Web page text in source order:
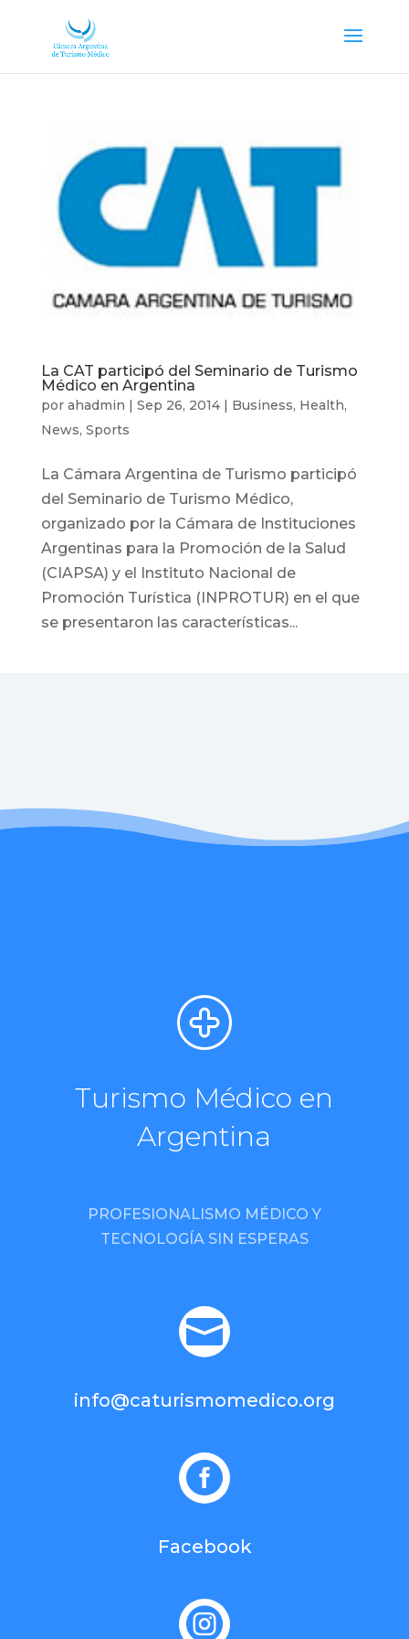
La CAT participó del Seminario de Turismo
Médico en Argentina
por ahadmin | Sep 26, 2014| Business, Health,
News, Sports
La Cámara Argentina de Turismo participó
del Seminario de Turismo Médico,
organizado por la Cámara de Instituciones
Argentinas para la Promoción de la Salud
(CIAPSA) y el Instituto Nacional de
Promoción Turística (INPROTUR) en el que
se presentaron las características...
Turismo Médico en
Argentina
PROFESIONALISMO MÉDICO Y
TECNOLOGÍA SIN ESPERAS

info@caturismomedico.org

Facebook
